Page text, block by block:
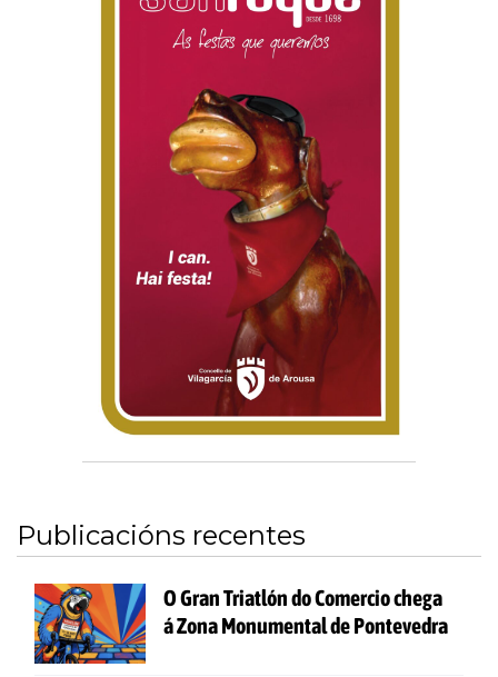
Publicacións recentes
O Gran Triatlón do Comercio chega
á Zona Monumental de Pontevedra